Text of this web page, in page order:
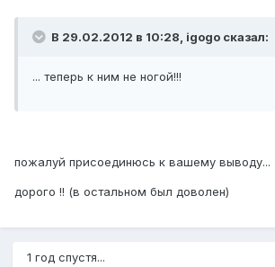
В 29.02.2012 в 10:28, igogo сказал:
... теперь к ним не ногой!!!
пожалуй присоединюсь к вашему выводу...
дорого !! (в остальном был доволен)
1 год спустя...